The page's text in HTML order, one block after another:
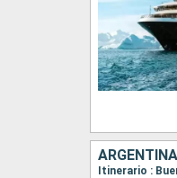
Itinerario :